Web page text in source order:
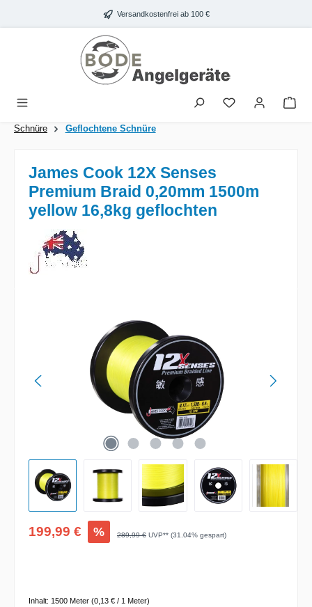
Zum Hauptinhalt springen Versandkostenfrei ab 100 €
Schnüre Geflochtene Schnüre
James Cook 12X Senses
Premium Braid 0,20mm 1500m
yellow 16,8kg geflochten
Verkaufspreis:
199,99 € % Regulärer Preis:
289,99 € UVP** (31.04% gespart)
Inhalt: 1500 Meter (0,13 € / 1 Meter)